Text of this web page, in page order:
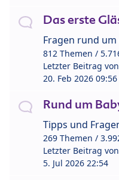
Das erste
Fragen rund
812 Themen /
Letzter Beitrag von
20. Feb 2026 09:56
Rund um
Tipps und
269 Themen /
Letzter Beitrag von
5. Jul 2026 22:54